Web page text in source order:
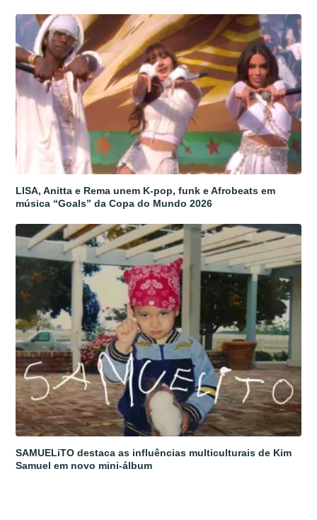
LISA, Anitta e Rema unem K-pop, funk e Afrobeats em
música “Goals” da Copa do Mundo 2026
SAMUELiTO destaca as influências multiculturais de Kim
Samuel em novo mini-álbum